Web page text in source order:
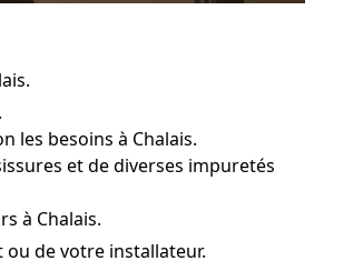
les besoins à Chalais.
et de diverses impuretés
à Chalais.
de votre installateur.